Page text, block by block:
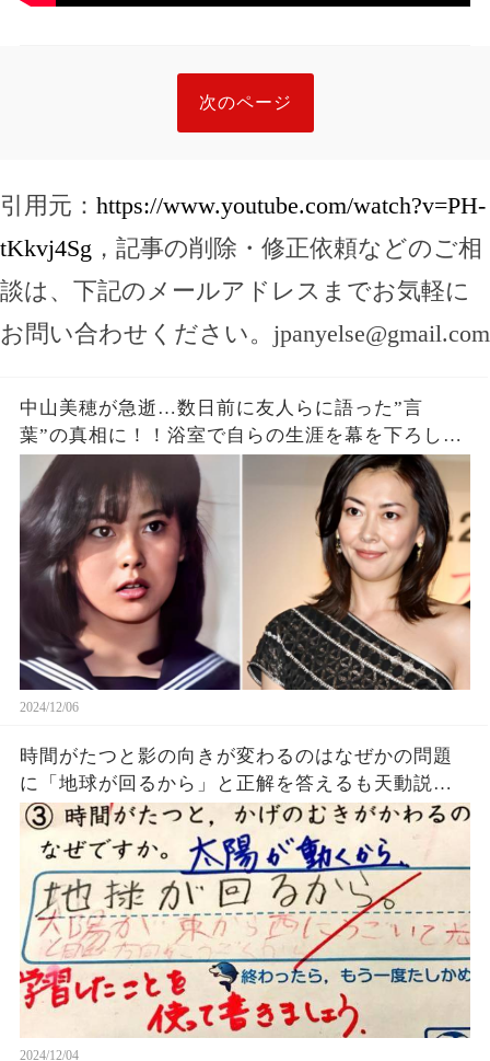
次のページ
引用元： https://www.youtube.com/watch?v=PH-
tKkvj4Sg ，記事の削除・修正依頼などのご相
談は、下記のメールアドレスまでお気軽に
お問い合わせください。 jpanyelse@gmail.com
中山美穂が急逝…数日前に友人らに語った”言
葉”の真相に！！浴室で自らの生涯を幕を下ろした
真相、前兆の詳細があきらかに…【芸能】
2024/12/06
時間がたつと影の向きが変わるのはなぜかの問題
に「地球が回るから」と正解を答えるも天動説を
主張する先生に不正解にされてしまうｗｗｗ
2024/12/04